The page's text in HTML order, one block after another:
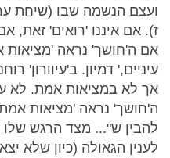
ועצם הנשמה שבו (שיחת
ז). אם איננו 'רואים' זאת,
אם ה'חושך' נראה 'מציאות
עיניים,' דמיון. ב'עיוורון'
אך לא במציאות אמת. לא
ה'חושך' נראה 'מציאות
להבין ש"... מצד הרגש שלו
לענין הגאולה (כיון שלא